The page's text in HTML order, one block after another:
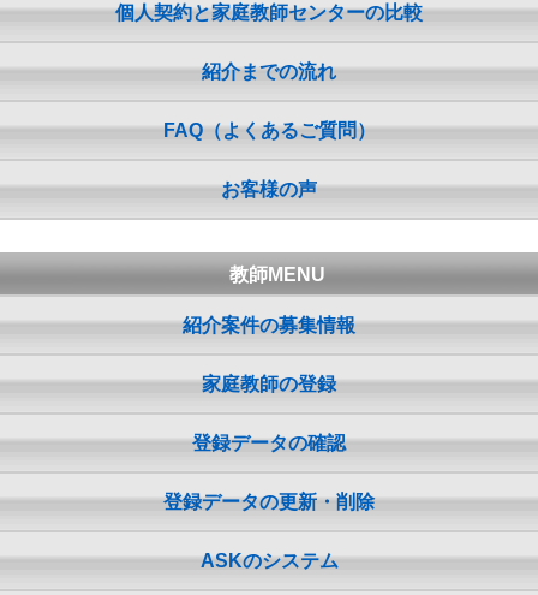
個人契約と家庭教師センターの比較
紹介までの流れ
FAQ（よくあるご質問）
お客様の声
教師MENU
紹介案件の募集情報
家庭教師の登録
登録データの確認
登録データの更新・削除
ASKのシステム